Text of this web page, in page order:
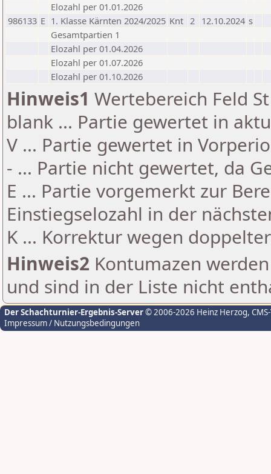
Elozahl per 01.01.2026
986133 E 1. Klasse Kärnten 2024/2025 Knt 2 12.10.2024 s
Gesamtpartien 1
Elozahl per 01.04.2026
Elozahl per 01.07.2026
Elozahl per 01.10.2026
Hinweis1 Wertebereich Feld
blank ... Partie gewertet in
V ... Partie gewertet in
- ... Partie nicht gewertet, da
E ... Partie vorgemerkt zur
Einstiegselozahl in der
K ... Korrektur wegen
Hinweis2 Kontumazen
und sind in der Liste nicht
Der Schachturnier-Ergebnis-Server© 2006-2026 Heinz Herzog,
Impressum / Nutzungsbedingungen